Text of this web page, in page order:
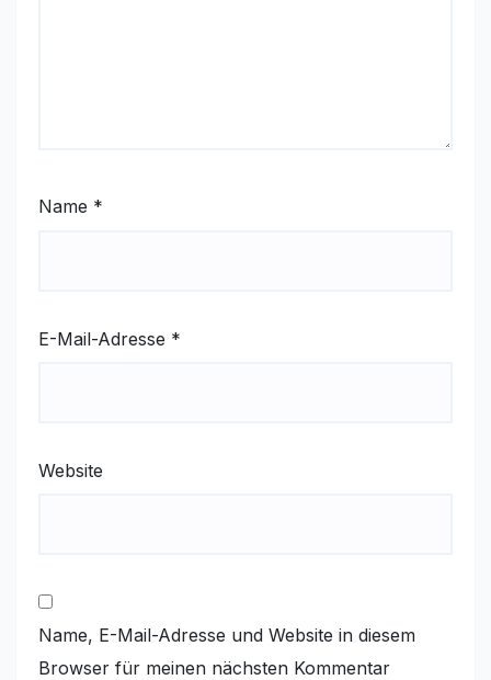
Name *
E-Mail-Adresse *
Website
Name, E-Mail-Adresse und Website in diesem
Browser für meinen nächsten Kommentar